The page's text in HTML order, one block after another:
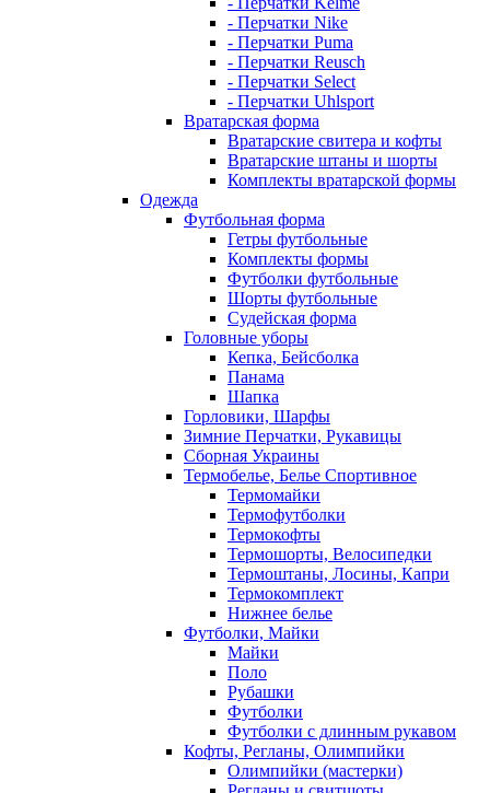
- Перчатки Nike
- Перчатки Puma
- Перчатки Reusch
- Перчатки Select
- Перчатки Uhlsport
Вратарская форма
Вратарские свитера и кофты
Вратарские штаны и шорты
Комплекты вратарской формы
Одежда
Футбольная форма
Гетры футбольные
Комплекты формы
Футболки футбольные
Шорты футбольные
Судейская форма
Головные уборы
Кепка, Бейсболка
Панама
Шапка
Горловики, Шарфы
Зимние Перчатки, Рукавицы
Сборная Украины
Термобелье, Белье Спортивное
Термомайки
Термофутболки
Термокофты
Термошорты, Велосипедки
Термоштаны, Лосины, Капри
Термокомплект
Нижнее белье
Футболки, Майки
Майки
Поло
Рубашки
Футболки
Футболки с длинным рукавом
Кофты, Регланы, Олимпийки
Олимпийки (мастерки)